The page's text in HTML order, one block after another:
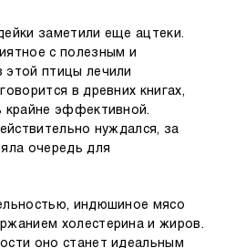
заметили еще ацтеки.
с полезным и
этой птицы лечили
в древних книгах,
крайне эффективной.
нуждался, за
очередь для
индюшиное мясо
холестерина и жиров.
оно станет идеальным